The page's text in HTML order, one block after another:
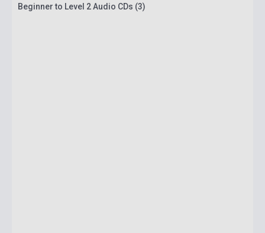
Beginner to Level 2 Audio CDs (3)